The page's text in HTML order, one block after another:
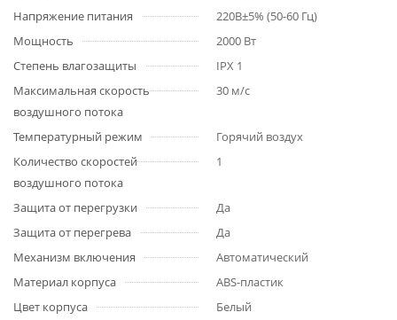
Напряжение питания
220В±5% (50-60 Гц)
Мощность
2000 Вт
Степень влагозащиты
IPX 1
Максимальная скорость
воздушного потока
30 м/с
Температурный режим
Горячий воздух
Количество скоростей
воздушного потока
1
Защита от перегрузки
Да
Защита от перегрева
Да
Механизм включения
Автоматический
Материал корпуса
ABS-пластик
Цвет корпуса
Белый